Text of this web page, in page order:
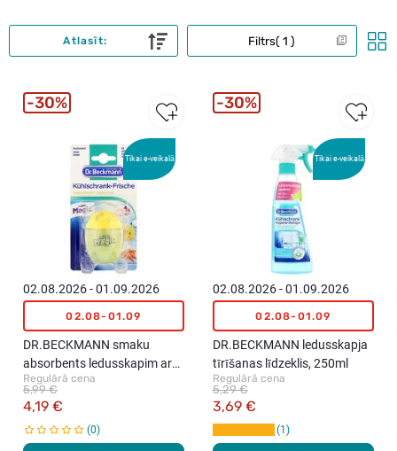
Filtrs 1
Atlasīt:
Tikai e-veikalā
02.08.2026 - 01.09.2026
02.08-01.09
DR.BECKMANN smaku
absorbents ledusskapim ar
citrona aromātu, 40g
Regulārā cena
4,19 €
5,99 €
0
30%
Tikai e-veikalā
02.08.2026 - 01.09.2026
02.08-01.09
DR.BECKMANN ledusskapja
tīrīšanas līdzeklis, 250ml
Regulārā cena
3,69 €
5,29 €
1
30%